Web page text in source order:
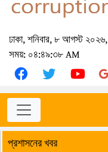
ঢাকা, শনিবার, ৮ আগস্ট ২০২৬,
সময়: ০৪:৪৯:৩৮ AM
প্রশাসনের খবর